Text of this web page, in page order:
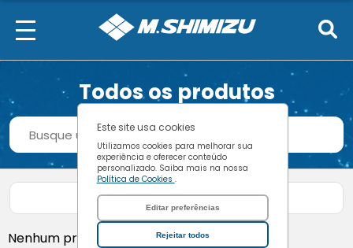
Este site usa cookies
Utilizamos cookies para melhorar sua
experiência e oferecer conteúdo
personalizado. Saiba mais na nossa
Política de Cookies .
Editar preferências
Rejeitar todos
Todos os produtos
Procurar
Filtrar produtos
Nenhum produto encontrado.